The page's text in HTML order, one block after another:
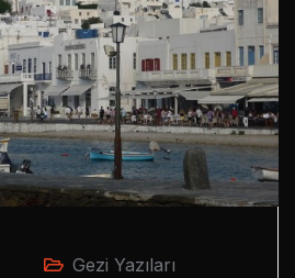
Gezi Yazıları